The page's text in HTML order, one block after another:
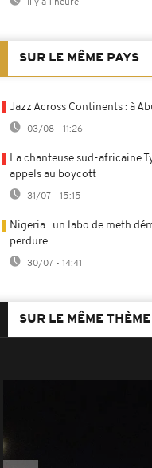
Il y a 1 heure
SUR LE MÊME PAYS
Jazz Across Continents : à
03/08 - 11:26
La chanteuse sud-africaine
appels au boycott
31/07 - 15:15
Nigeria : un labo de meth
perdure
30/07 - 14:41
SUR LE MÊME THÈME